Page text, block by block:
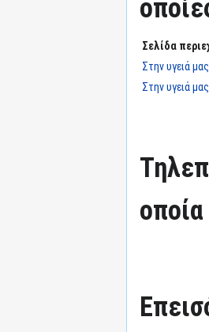
Σελίδα
Στην υγειά
Στην υγειά